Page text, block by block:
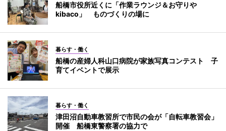
船橋市役所近くに「作業ラウンジ＆お守りや
kibaco」 ものづくりの場に
暮らす・働く
船橋の産婦人科山口病院が家族写真コンテスト 子
育てイベントで展示
暮らす・働く
津田沼自動車教習所で市民の会が「自転車教習会」
開催 船橋東警察署の協力で